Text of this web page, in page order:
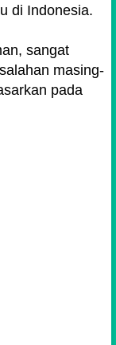
di Indonesia.
sangat
masing-
pada